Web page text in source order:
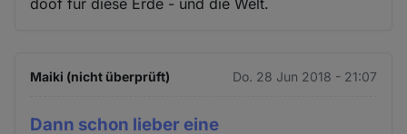
doof für diese Erde - und die Welt.
Maiki (nicht überprüft) Do. 28 Jun 2018 - 21:07
Dann schon lieber eine